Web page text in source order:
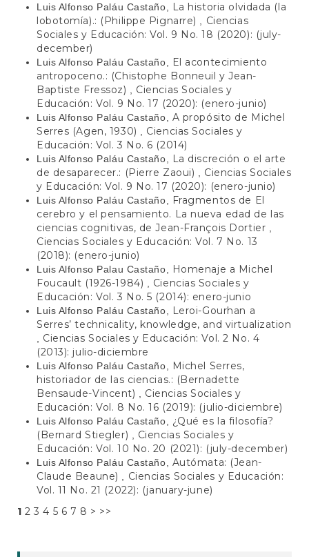
Luis Alfonso Paláu Castaño,
La historia olvidada (la
lobotomía).: (Philippe Pignarre)
Ciencias
Sociales y Educación: Vol. 9 No. 18 (2020): (july-
december)
Luis Alfonso Paláu Castaño,
El acontecimiento
antropoceno.: (Chistophe Bonneuil y Jean-
Baptiste Fressoz)
Ciencias Sociales y
Educación: Vol. 9 No. 17 (2020): (enero-junio)
Luis Alfonso Paláu Castaño, A propósito de Michel
Serres (Agen, 1930)
Ciencias Sociales y
Educación: Vol. 3 No. 6 (2014)
Luis Alfonso Paláu Castaño,
La discreción o el arte
de desaparecer.: (Pierre Zaoui)
Ciencias Sociales
y Educación: Vol. 9 No. 17 (2020): (enero-junio)
Luis Alfonso Paláu Castaño,
Fragmentos de El
cerebro y el pensamiento. La nueva edad de las
ciencias cognitivas, de Jean-François Dortier
Ciencias Sociales y Educación: Vol. 7 No. 13
(2018): (enero-junio)
Luis Alfonso Palau Castaño,
Homenaje a Michel
Foucault (1926-1984)
Ciencias Sociales y
Educación: Vol. 3 No. 5 (2014): enero-junio
Luis Alfonso Paláu Castaño,
Leroi-Gourhan a
Serres’ technicality, knowledge, and virtualization
Ciencias Sociales y Educación: Vol. 2 No. 4
(2013): julio-diciembre
Luis Alfonso Paláu Castaño,
Michel Serres,
historiador de las ciencias.: (Bernadette
Bensaude-Vincent)
Ciencias Sociales y
Educación: Vol. 8 No. 16 (2019): (julio-diciembre)
Luis Alfonso Paláu Castaño, ¿Qué es la filosofía?
(Bernard Stiegler)
Ciencias Sociales y
Educación: Vol. 10 No. 20 (2021): (july-december)
Luis Alfonso Paláu Castaño, Autómata: (Jean-
Claude Beaune)
Ciencias Sociales y Educación:
Vol. 11 No. 21 (2022): (january-june)
1 2 3 4 5 6 7 8 > >>